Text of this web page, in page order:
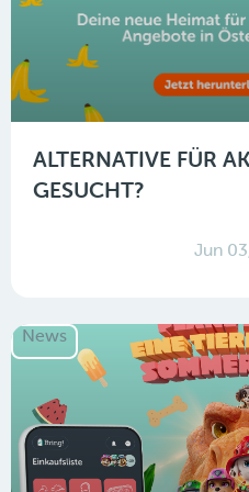
ALTERNATIVE FÜR
GESUCHT?
Jun
News